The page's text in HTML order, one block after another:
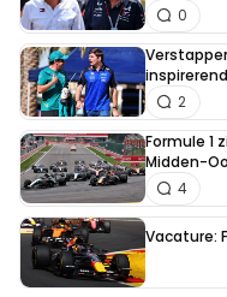
0
2
Formule 1
Midden-
4
Vacature: